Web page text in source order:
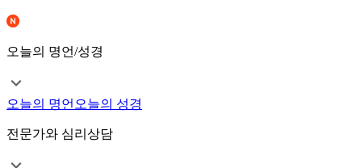
오늘의 명언/성경
오늘의 명언 오늘의 성경
전문가와 심리상담